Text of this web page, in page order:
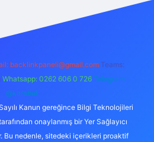
backlinkpaneli@gmail.com Teams:
Whatsapp: 0262 606 0 726 Telegram:
@karabul
Kanun gereğince Bilgi Teknolojileri
onaylanmış bir Yer Sağlayıcı
Bu nedenle, sitedeki içerikleri proaktif